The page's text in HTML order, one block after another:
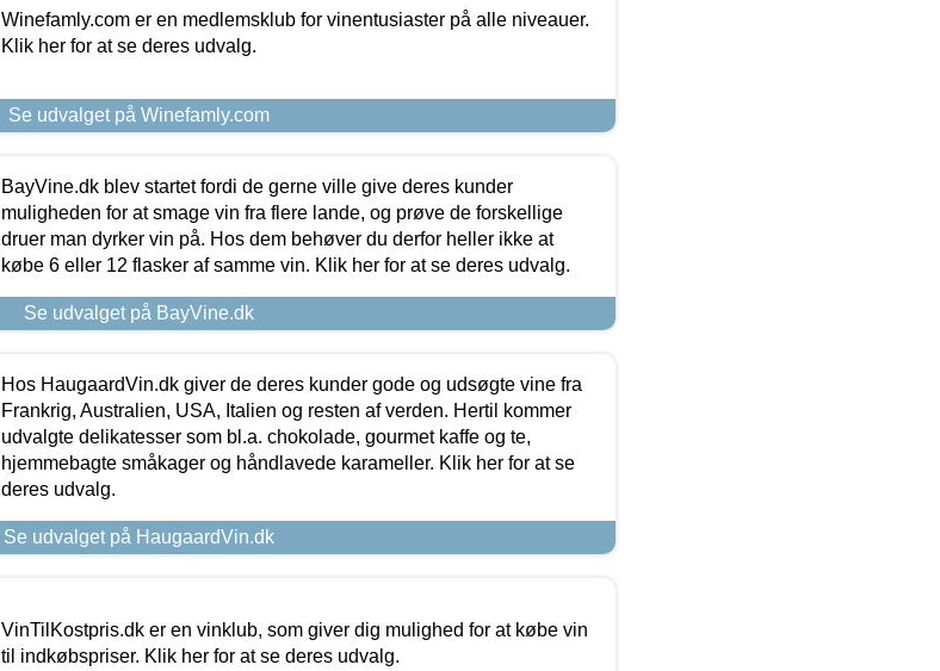
Winefamly.com er en medlemsklub for vinentusiaster på alle niveauer.
Klik her for at se deres udvalg.
Se udvalget på Winefamly.com
BayVine.dk blev startet fordi de gerne ville give deres kunder
muligheden for at smage vin fra flere lande, og prøve de forskellige
druer man dyrker vin på. Hos dem behøver du derfor heller ikke at
købe 6 eller 12 flasker af samme vin. Klik her for at se deres udvalg.
Se udvalget på BayVine.dk
Hos HaugaardVin.dk giver de deres kunder gode og udsøgte vine fra
Frankrig, Australien, USA, Italien og resten af verden. Hertil kommer
udvalgte delikatesser som bl.a. chokolade, gourmet kaffe og te,
hjemmebagte småkager og håndlavede karameller. Klik her for at se
deres udvalg.
Se udvalget på HaugaardVin.dk
VinTilKostpris.dk er en vinklub, som giver dig mulighed for at købe vin
til indkøbspriser. Klik her for at se deres udvalg.